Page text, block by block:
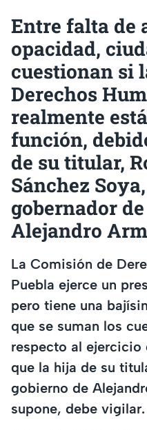
Entre falta de
opacidad,
cuestionan si
Derechos
realmente
función,
de su titular,
Sánchez
gobernador
Alejandro
La Comisión de
Puebla ejerce un
pero tiene una
que se suman los
respecto al ejercicio
que la hija de su
gobierno de
supone, debe vigilar.